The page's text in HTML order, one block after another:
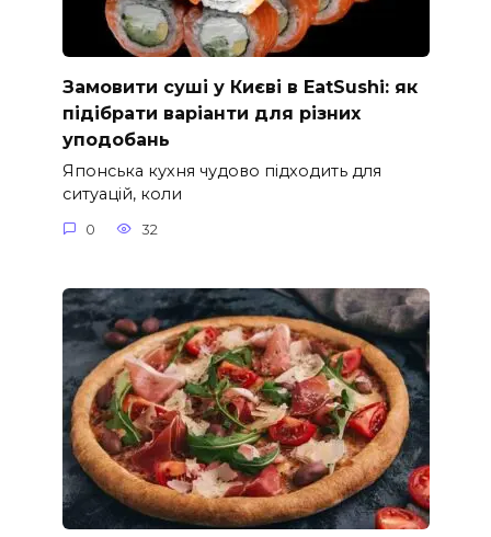
Замовити суші у Києві в EatSushi: як
підібрати варіанти для різних
уподобань
Японська кухня чудово підходить для
ситуацій, коли
0 32